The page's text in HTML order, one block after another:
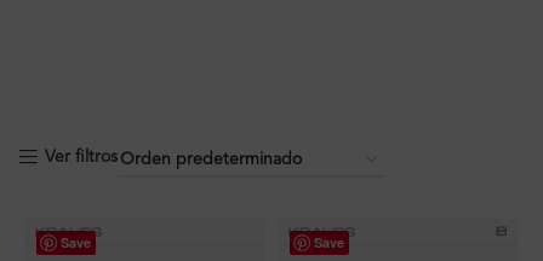
Ver filtros
Save Save